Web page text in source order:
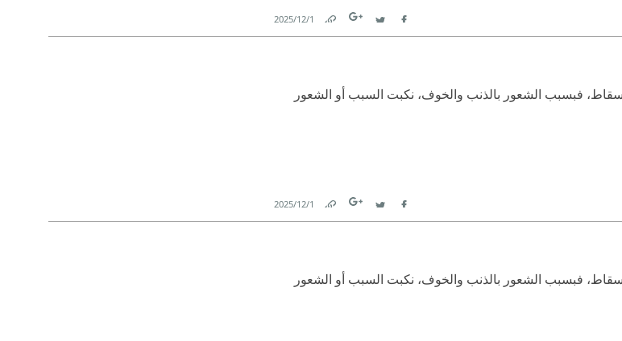
Facebook
Twitter
Link
1‏/12‏/2025
فبسبب الشعور بالذنب والخوف، نكبت السبب أو الشعور
Facebook
Twitter
Link
1‏/12‏/2025
فبسبب الشعور بالذنب والخوف، نكبت السبب أو الشعور